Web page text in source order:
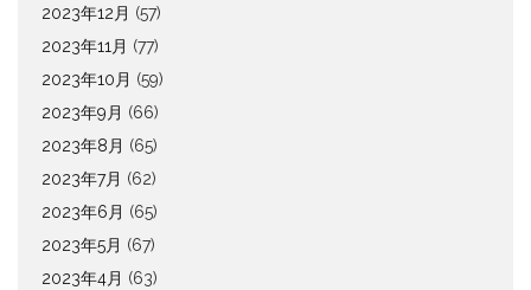
2023年12月 (57)
2023年11月 (77)
2023年10月 (59)
2023年9月 (66)
2023年8月 (65)
2023年7月 (62)
2023年6月 (65)
2023年5月 (67)
2023年4月 (63)